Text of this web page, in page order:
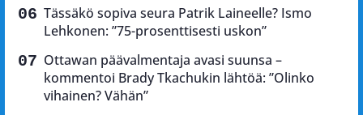
Tässäkö sopiva seura Patrik Laineelle? Ismo
Lehkonen: ”75-prosenttisesti uskon”
Ottawan päävalmentaja avasi suunsa –
kommentoi Brady Tkachukin lähtöä: ”Olinko
vihainen? Vähän”